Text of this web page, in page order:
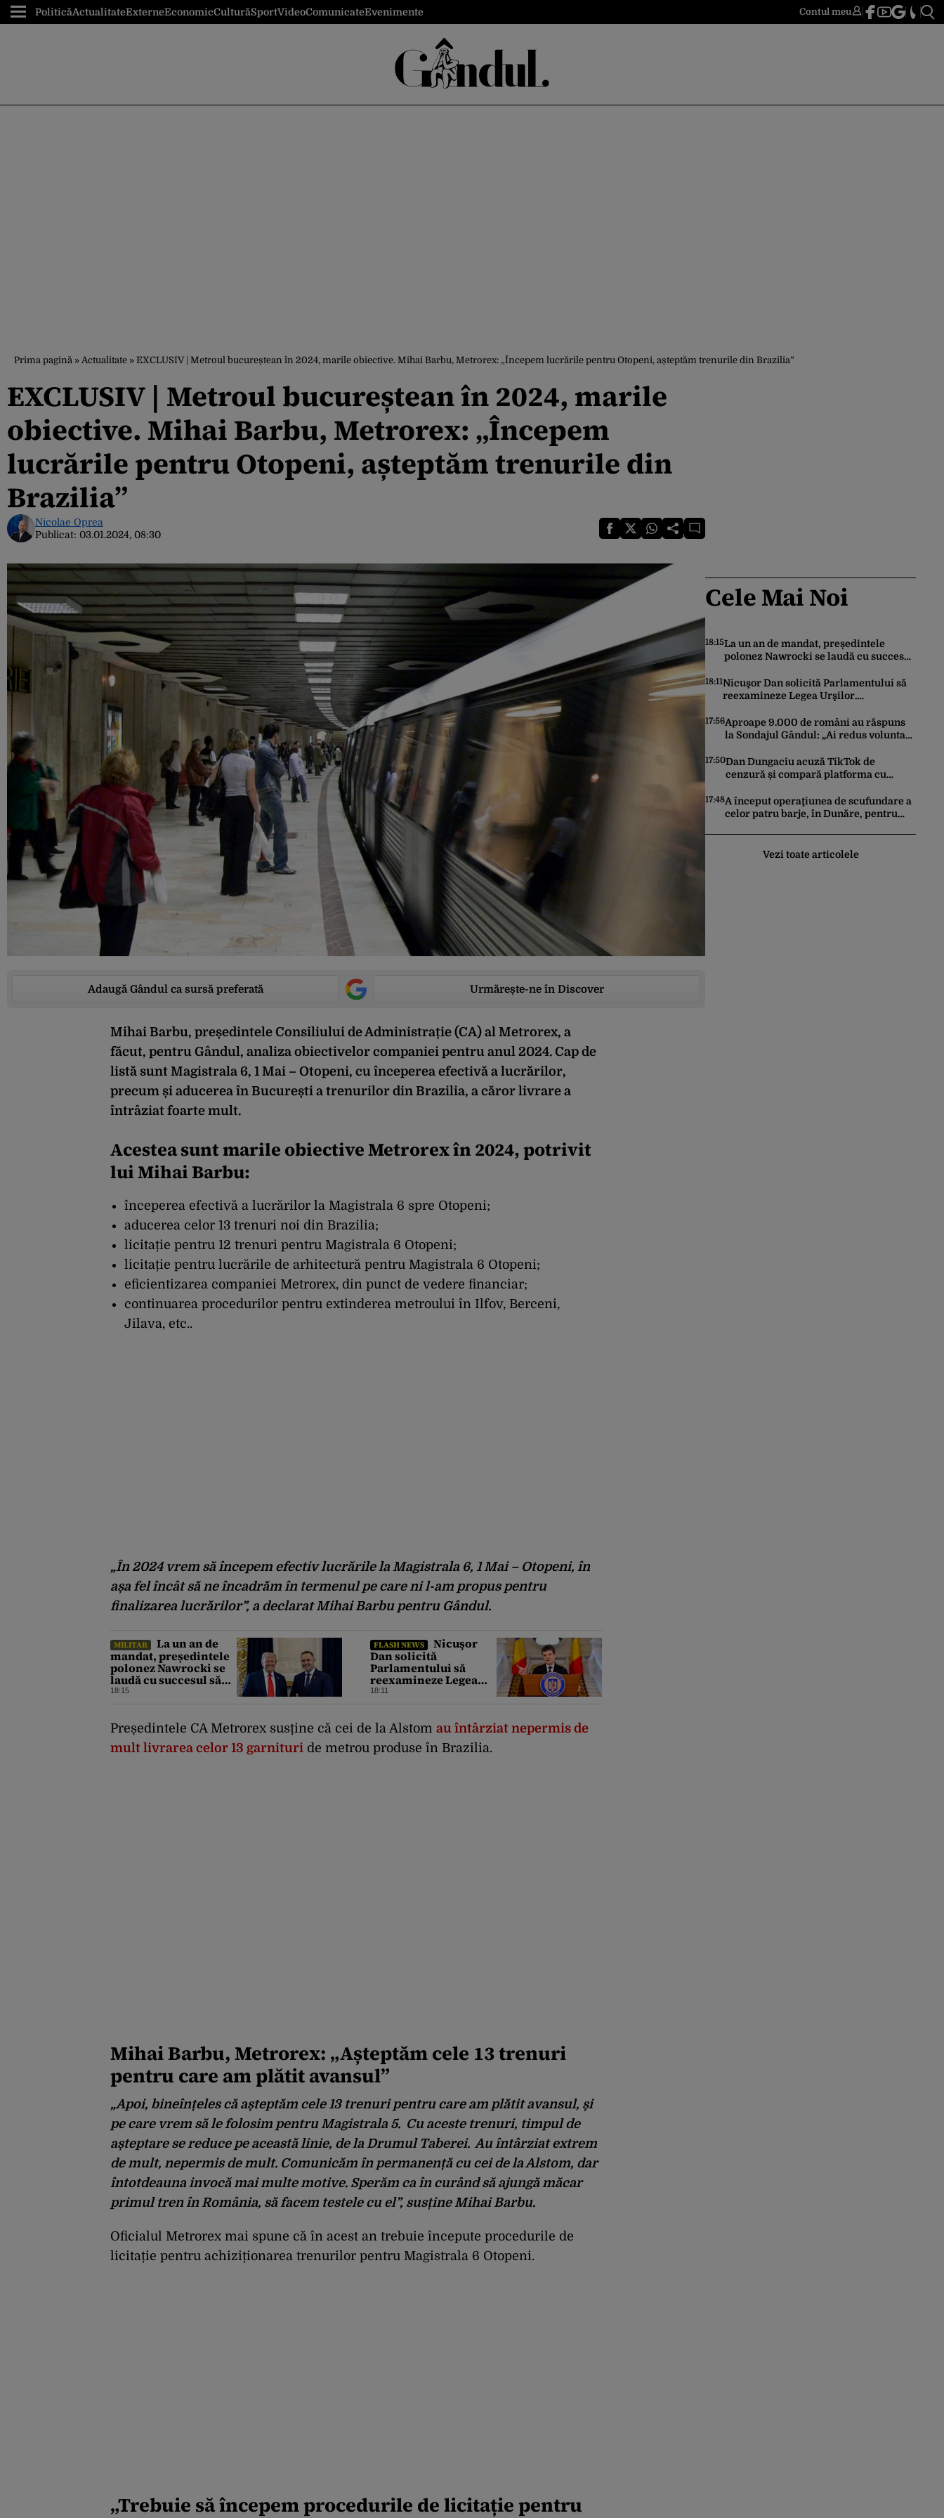
PoliticăActualitateExterneEconomicCulturăSportVideoComunicateEvenimente Contul meu
Prima pagină » Actualitate » EXCLUSIV | Metroul bucureștean în 2024, marile obiective. Mihai Barbu, Metrorex: „Începem lucrările pentru Otopeni, așteptăm trenurile din Brazilia”
EXCLUSIV | Metroul bucureștean în 2024, marile
obiective. Mihai Barbu, Metrorex: „Începem
lucrările pentru Otopeni, așteptăm trenurile din
Brazilia”
Nicolae Oprea
Publicat: 03.01.2024, 08:30
Adaugă Gândul ca sursă preferată Urmărește-ne în Discover
Mihai Barbu, președintele Consiliului de Administrație (CA) al Metrorex, a
făcut, pentru Gândul, analiza obiectivelor companiei pentru anul 2024. Cap de
listă sunt Magistrala 6, 1 Mai – Otopeni, cu începerea efectivă a lucrărilor,
precum și aducerea în București a trenurilor din Brazilia, a căror livrare a
întrâziat foarte mult.
Acestea sunt marile obiective Metrorex în 2024, potrivit
lui Mihai Barbu:
începerea efectivă a lucrărilor la Magistrala 6 spre Otopeni;
aducerea celor 13 trenuri noi din Brazilia;
licitație pentru 12 trenuri pentru Magistrala 6 Otopeni;
licitație pentru lucrările de arhitectură pentru Magistrala 6 Otopeni;
eficientizarea companiei Metrorex, din punct de vedere financiar;
continuarea procedurilor pentru extinderea metroului în Ilfov, Berceni,
Jilava, etc..
„În 2024 vrem să începem efectiv lucrările la Magistrala 6, 1 Mai – Otopeni, în
așa fel încât să ne încadrăm în termenul pe care ni l-am propus pentru
finalizarea lucrărilor”, a declarat Mihai Barbu pentru Gândul.
MILITAR
La un an de
mandat, președintele
polonez Nawrocki se
laudă cu succesul său
diplomatic în fața lui
permanente
18:15
FLASH NEWS
Nicuşor
Dan solicită
Parlamentului să
reexamineze Legea
Urşilor. Președintele
timp real
18:11
Președintele CA Metrorex susține că cei de la Alstom au întârziat nepermis de
mult livrarea celor 13 garnituri de metrou produse în Brazilia.
Mihai Barbu, Metrorex: „Așteptăm cele 13 trenuri
pentru care am plătit avansul”
„Apoi, bineînțeles că așteptăm cele 13 trenuri pentru care am plătit avansul, și
pe care vrem să le folosim pentru Magistrala 5. Cu aceste trenuri, timpul de
așteptare se reduce pe această linie, de la Drumul Taberei. Au întârziat extrem
de mult, nepermis de mult. Comunicăm în permanență cu cei de la Alstom, dar
întotdeauna invocă mai multe motive. Sperăm ca în curând să ajungă măcar
primul tren în România, să facem testele cu el”, susține Mihai Barbu.
Oficialul Metrorex mai spune că în acest an trebuie începute procedurile de
licitație pentru achiziționarea trenurilor pentru Magistrala 6 Otopeni.
„Trebuie să începem procedurile de licitație pentru
Cele Mai Noi
18:15La un an de mandat, președintele
polonez Nawrocki se laudă cu succesul
stabilirea unei prezențe americane
permanente
18:11Nicuşor Dan solicită Parlamentului să
reexamineze Legea Urşilor.
monitorizare în timp real
17:56Aproape 9.000 de români au răspuns
la Sondajul Gândul: „Ai redus voluntar
contextul crizei energetice?”
Rezultatul a fost o surpriză
17:50Dan Dungaciu acuză TikTok de
cenzură și compară platforma cu
plânsu! Ne-am întors de unde am
plecat!”
17:48A început operaţiunea de scufundare a
celor patru barje, în Dunăre, pentru
Vezi toate articolele